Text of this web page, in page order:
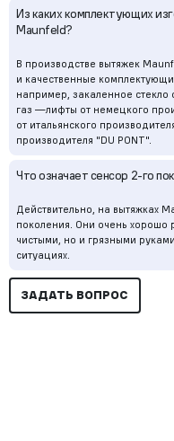
Из каких комплектующих
Maunfeld?
В производстве вытяжек
и качественные
например, закаленное
газ —лифты от немецкого
от итальянского
производителя "DU PONT".
Что означает сенсор 2-го
Действительно, на вытяжках
поколения. Они очень хорошо
чистыми, но и грязными
ситуациях.
ЗАДАТЬ ВОПРОС